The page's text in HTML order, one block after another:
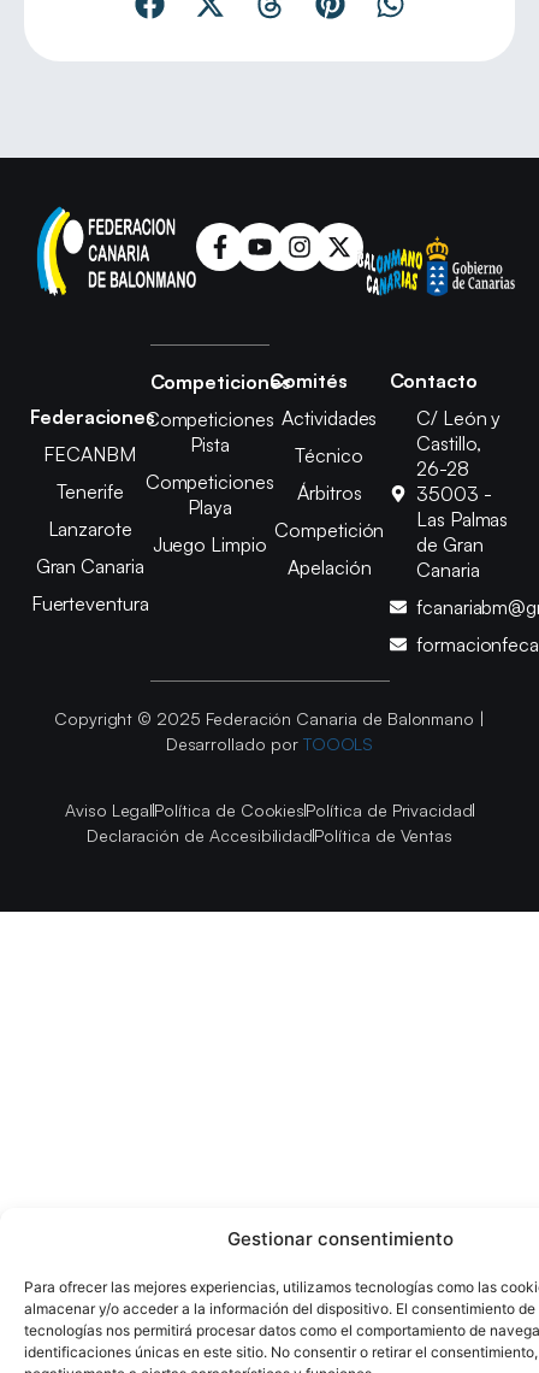
Gestionar consentimiento
Para ofrecer las mejores experiencias, utilizamos tecnologías como las
almacenar y/o acceder a la información del dispositivo. El consentimiento de
tecnologías nos permitirá procesar datos como el comportamiento de
identificaciones únicas en este sitio. No consentir o retirar el
Federaciones
FECANBM
Tenerife
Lanzarote
Gran Canaria
Fuerteventura
Competiciones
Competiciones
Pista
Competiciones
Playa
Juego Limpio
Comités
Actividades
Técnico
Árbitros
Competición
Apelación
Contacto
C/ León y
Castillo,
26-28
35003 -
Las Palmas
de Gran
Canaria
Copyright © 2025 Federación Canaria de Balonmano |
Desarrollado por TOOOLS
Aviso LegalPolítica de CookiesPolítica de Privacidad
Declaración de AccesibilidadPolítica de Ventas